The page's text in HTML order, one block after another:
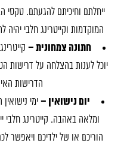
ייחלתם וחיכיתם להגעתם. טקסי
המוקדמות וקייטרינג חלבי
חתונה צמחונית –
יוכל לענות בהצלחה על דרישות
הדרישות
יום נישואין – ימי
ומלאה באהבה. קייטרינג חלבי
הוריכם או של ילדיכם ויאפשר